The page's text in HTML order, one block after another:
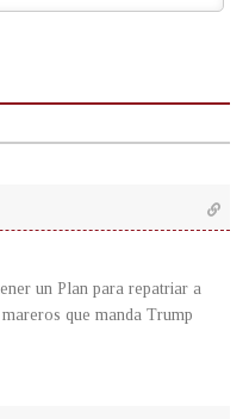
un Plan para repatriar a
que manda Trump